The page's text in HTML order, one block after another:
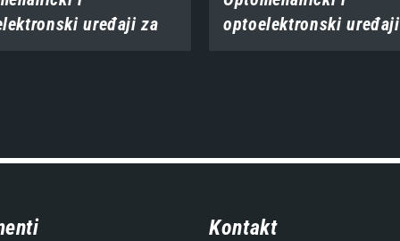
uređaji za
optoelektronski
Kontakt